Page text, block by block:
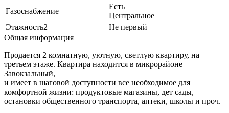
Газоснабжение
Есть
Центральное
Этажность2
Не первый
Общая информация
Продается 2 комнатную, уютную, светлую квартиру, на
третьем этаже. Квартира находится в микрорайоне
Завокзальный,
и имеет в шаговой доступности все необходимое для
комфортной жизни: продуктовые магазины, дет сады,
остановки общественного транспорта, аптеки, школы и проч.